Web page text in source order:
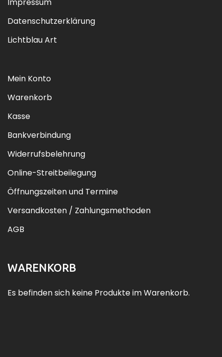
Impressum
Datenschutzerklärung
Lichtblau Art
Mein Konto
Warenkorb
Kasse
Bankverbindung
Widerrufsbelehrung
Online-Streitbeilegung
Öffnungszeiten und Termine
Versandkosten / Zahlungsmethoden
AGB
WARENKORB
Es befinden sich keine Produkte im Warenkorb.